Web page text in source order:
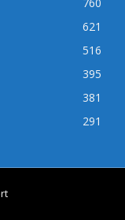
621
516
395
381
291